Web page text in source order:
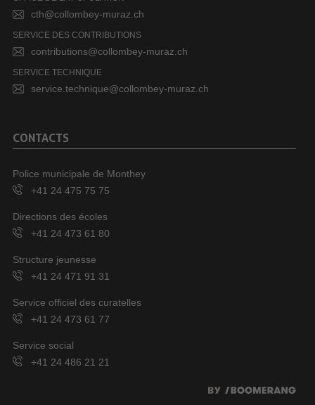
cth@collombey-muraz.ch
SERVICE DES CONTRIBUTIONS
contributions@collombey-muraz.ch
SERVICE TECHNIQUE
service.technique@collombey-muraz.ch
CONTACTS
Police municipale de Monthey
+41 24 475 75 75
Directions des écoles
+41 24 473 61 80
Structure jeunesse
+41 24 471 91 31
Service officiel des curatelles
+41 24 473 61 77
Service social
+41 24 486 21 21